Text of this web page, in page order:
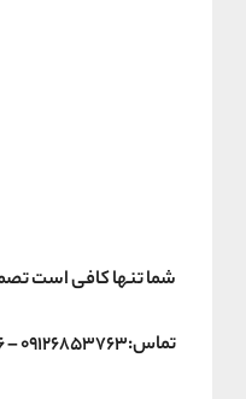
شما تنها کافی است
تماس:09126853763 – 09100665976 -021-88971812